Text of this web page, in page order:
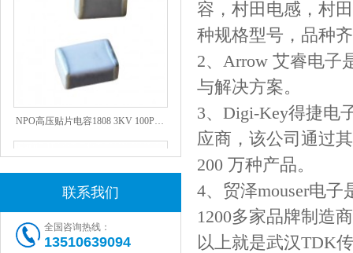
联系我们
全国咨询热线：
13510639094
容，村田电感，村
种规格型号，品种
2、Arrow 艾睿电子
与解决方案。
3、Digi-Key得捷电
应商，该公司通过
200 万种产品。
4、贸泽mouser电
1200多家品牌制造
以上就是武汉TDK